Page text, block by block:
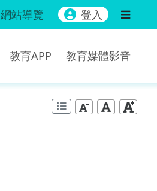
網站導覽 登入
教育APP 教育媒體影音